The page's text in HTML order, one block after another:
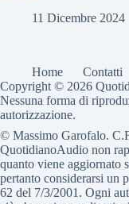
11 Dicembre 2024
Home Contatti
Copyright © 2026
Nessuna forma di
autorizzazione.
© Massimo Garofalo.
QuotidianoAudio non
quanto viene aggiornato
pertanto considerarsi un
62 del 7/3/2001. Ogni